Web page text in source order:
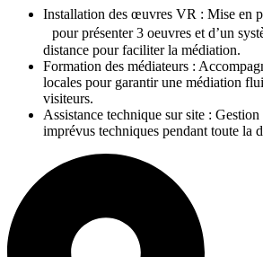
Installation des œuvres VR : Mise en
pour présenter 3 oeuvres et d’un
distance pour faciliter la médiation.
Formation des médiateurs :
locales pour garantir une médiation
visiteurs.
Assistance technique sur site :
imprévus techniques pendant toute la